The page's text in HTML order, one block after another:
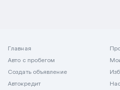
Главная
Авто с пробегом
Создать объявление
Автокредит